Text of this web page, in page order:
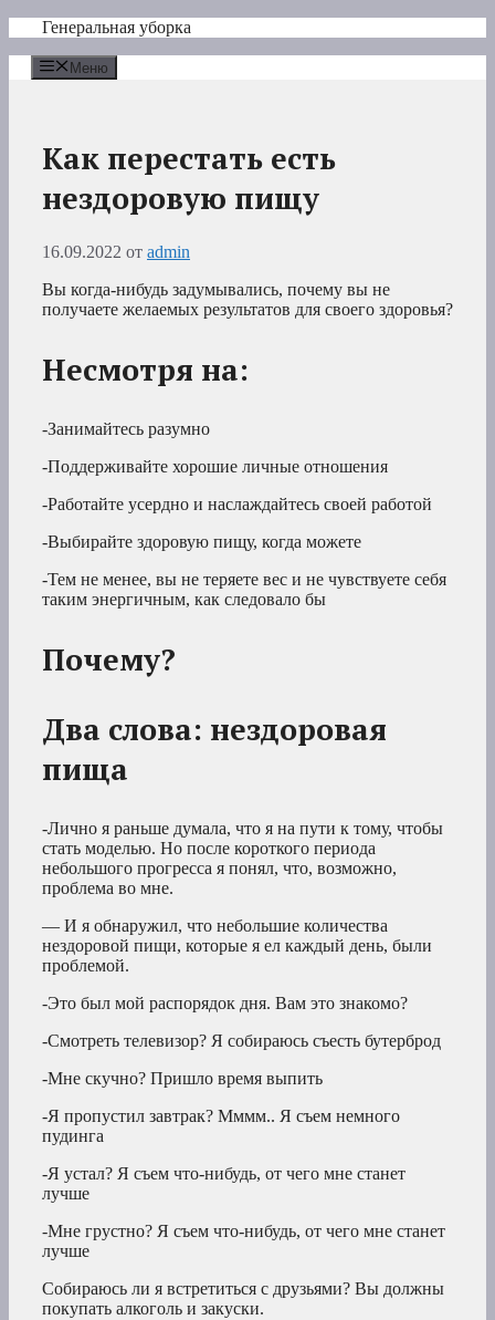
Перейти
содержимому
Генеральная уборка
Меню
Как перестать есть
нездоровую пищу
16.09.2022 от admin
Вы когда-нибудь задумывались, почему вы не
получаете желаемых результатов для своего здоровья?
Несмотря на:
-Занимайтесь разумно
-Поддерживайте хорошие личные отношения
-Работайте усердно и наслаждайтесь своей работой
-Выбирайте здоровую пищу, когда можете
-Тем не менее, вы не теряете вес и не чувствуете себя
таким энергичным, как следовало бы
Почему?
Два слова: нездоровая
пища
-Лично я раньше думала, что я на пути к тому, чтобы
стать моделью. Но после короткого периода
небольшого прогресса я понял, что, возможно,
проблема во мне.
— И я обнаружил, что небольшие количества
нездоровой пищи, которые я ел каждый день, были
проблемой.
-Это был мой распорядок дня. Вам это знакомо?
-Смотреть телевизор? Я собираюсь съесть бутерброд
-Мне скучно? Пришло время выпить
-Я пропустил завтрак? Мммм.. Я съем немного
пудинга
-Я устал? Я съем что-нибудь, от чего мне станет
лучше
-Мне грустно? Я съем что-нибудь, от чего мне станет
лучше
Собираюсь ли я встретиться с друзьями? Вы должны
покупать алкоголь и закуски.